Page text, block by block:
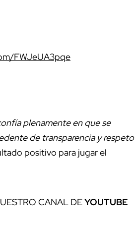
FWJeUA3pqe
plenamente en que se
de transparencia y respeto
positivo para jugar el
CANAL DEYOUTUBE